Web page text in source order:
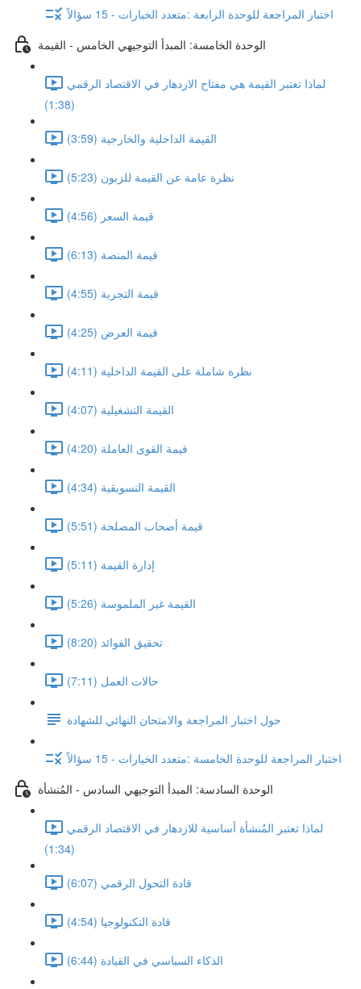
اختبار المراجعة للوحدة الرابعة :متعدد الخيارات - 15 سؤالاً
الوحدة الخامسة: المبدأ التوجيهي الخامس - القيمة
لماذا تعتبر القيمة هي مفتاح الازدهار في الاقتصاد الرقمي
(1:38)
القيمة الداخلية والخارجية (3:59)
نظرة عامة عن القيمة للزبون (5:23)
قيمة السعر (4:56)
قيمة المنصة (6:13)
قيمة التجربة (4:55)
قيمة العرض (4:25)
نظرة شاملة على القيمة الداخلية (4:11)
القيمة التشغيلية (4:07)
قيمة القوى العاملة (4:20)
القيمة التسويقية (4:34)
قيمة أصحاب المصلحة (5:51)
إدارة القيمة (5:11)
القيمة غير الملموسة (5:26)
تحقيق الفوائد (8:20)
حالات العمل (7:11)
حول اختبار المراجعة والامتحان النهائي للشهادة
اختبار المراجعة للوحدة الخامسة :متعدد الخيارات - 15 سؤالاً
الوحدة السادسة: المبدأ التوجيهي السادس - المُنشأة
لماذا تعتبر المُنشأة أساسية للازدهار في الاقتصاد الرقمي
(1:34)
قادة التحول الرقمي (6:07)
قادة التكنولوجيا (4:54)
الذكاء السياسي في القيادة (6:44)